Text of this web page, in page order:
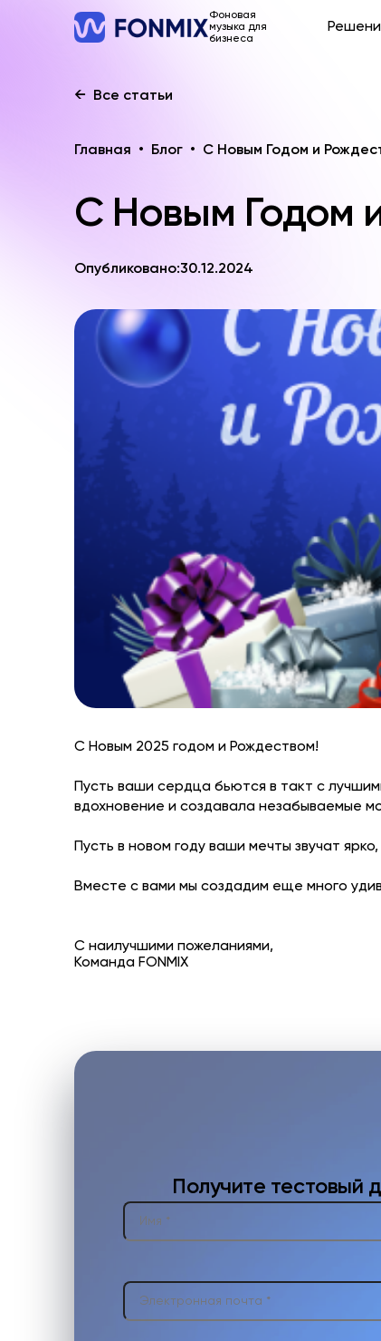
Фоновая
музыка для
бизнеса
← Все статьи
Главная • Блог • С Новым Годом и
С Новым Годом
Опубликовано:30.12.2024
С Новым 2025 годом и Рождеством!
Пусть ваши сердца бьются в такт с
вдохновение и создавала незабываемые
Пусть в новом году ваши мечты звучат
Вместе с вами мы создадим еще много
С наилучшими пожеланиями,
Команда FONMIX
Получите тестовый